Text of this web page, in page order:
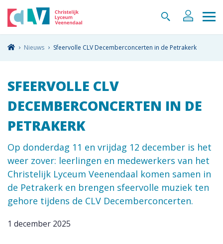
Nieuws Sfeervolle CLV Decemberconcerten in de Petrakerk
SFEERVOLLE CLV
DECEMBERCONCERTEN IN DE
PETRAKERK
Op donderdag 11 en vrijdag 12 december is het
weer zover: leerlingen en medewerkers van het
Christelijk Lyceum Veenendaal komen samen in
de Petrakerk en brengen sfeervolle muziek ten
gehore tijdens de CLV Decemberconcerten.
1 december 2025